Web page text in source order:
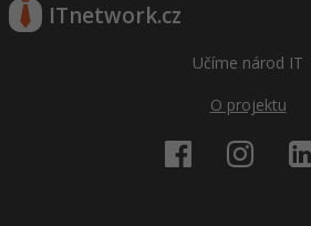
ITnetwork.cz
Učíme národ IT
O projektu